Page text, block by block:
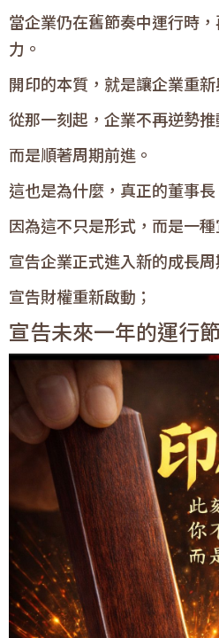
當企業仍在舊節奏中運行時
力。
開印的本質，就是讓企業重
從那一刻起，企業不再逆勢推
而是順著周期前進。
這也是為什麼，真正的董事
因為這不只是形式，而是一種
宣告企業正式進入新的成長周
宣告財權重新啟動；
宣告未來一年的運行